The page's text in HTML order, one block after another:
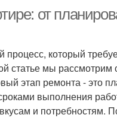
от
который
статье мы
этап ремонта - это
выполнения
и